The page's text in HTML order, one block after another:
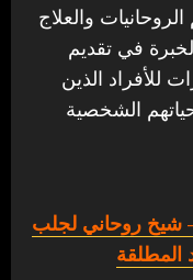
والعلاج
في تقديم
للأفراد الذين
الشخصية
شيخ روحاني لجلب
المطلقة